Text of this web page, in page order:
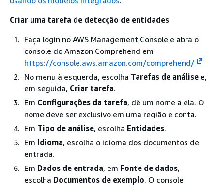
Criar uma tarefa de detecção de entidades
Faça login no AWS Management Console e abra o
console do Amazon Comprehend em
https://console.aws.amazon.com/comprehend/
No menu à esquerda, escolha Tarefas de análise e,
em seguida, Criar tarefa.
Em Configurações da tarefa, dê um nome a ela. O
nome deve ser exclusivo em uma região e conta.
Em Tipo de análise, escolha Entidades.
Em Idioma, escolha o idioma dos documentos de
entrada.
Em Dados de entrada, em Fonte de dados,
escolha Documentos de exemplo. O console